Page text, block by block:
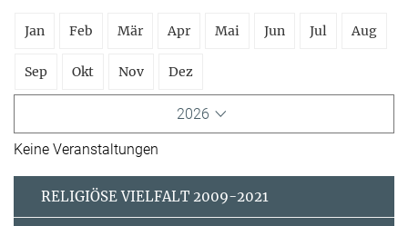
Jan Feb Mär Apr Mai Jun Jul Aug
Sep Okt Nov Dez
2026
Keine Veranstaltungen
RELIGIÖSE VIELFALT 2009-2021